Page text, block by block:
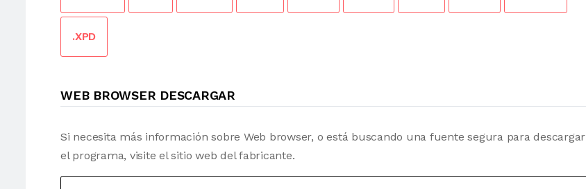
.XPD
WEB BROWSER DESCARGAR
Si necesita más información sobre Web browser, o está buscando una fuente segura para descargar
el programa, visite el sitio web del fabricante.